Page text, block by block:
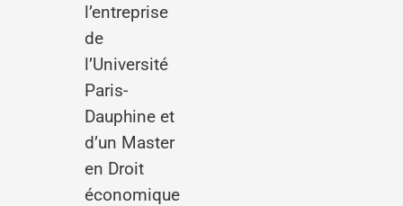
l’entreprise
de
l’Université
Paris-
Dauphine et
d’un Master
en Droit
économique